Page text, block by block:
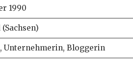
1990
Unternehmerin, Bloggerin